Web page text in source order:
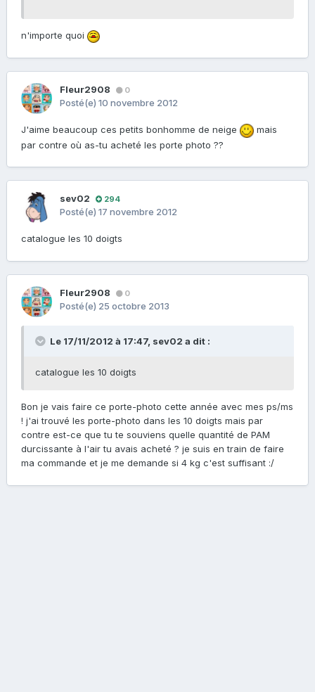
n'importe quoi
Fleur2908 0
Posté(e) 10 novembre 2012
J'aime beaucoup ces petits bonhomme de neige
mais
par contre où as-tu acheté les porte photo ??
sev02 294
Posté(e) 17 novembre 2012
catalogue les 10 doigts
Fleur2908 0
Posté(e) 25 octobre 2013
Le 17/11/2012 à 17:47, sev02 a dit :
catalogue les 10 doigts
Bon je vais faire ce porte-photo cette année avec mes ps/ms
! j'ai trouvé les porte-photo dans les 10 doigts mais par
contre est-ce que tu te souviens quelle quantité de PAM
durcissante à l'air tu avais acheté ? je suis en train de faire
ma commande et je me demande si 4 kg c'est suffisant :/